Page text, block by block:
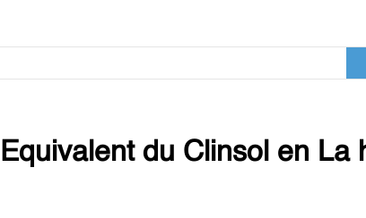
Equivalent du Clinsol en La